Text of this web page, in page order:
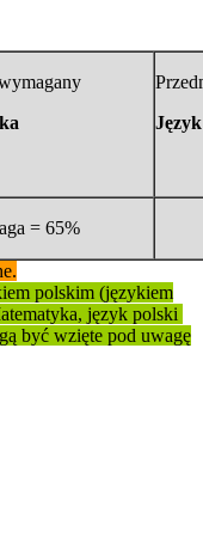
= 65%
polskim (językiem
język polski
być wzięte pod uwagę